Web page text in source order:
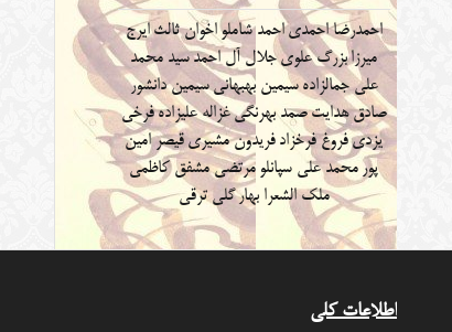
احمدرضا احمدیاحمد شاملواخوان ثالث ایرج
میرزابزرگ علوی جلال آل احمد سید محمد
علی جمالزاده سیمین بهبهانیسیمین دانشور
صادق هدایتصمد بهرنگیغزاله علیزادهفرخی
یزدیفروغ فرخزاد فریدون مشیری قیصر امین
پور محمد علی سپانلو مرتضی مشفق کاظمی
ملک الشعرا بهارگلی ترقی
اطلاعات کلی